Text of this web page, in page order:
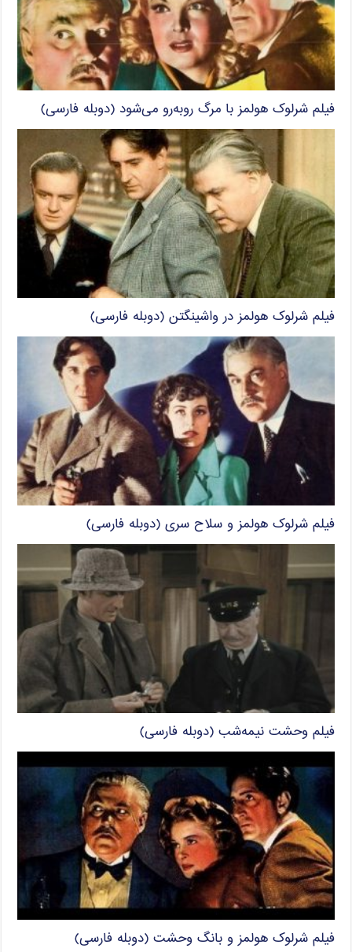
فیلم شرلوک هولمز با مرگ روبه‌رو می‌شود (دوبله فارسی)
فیلم شرلوک هولمز در واشینگتن (دوبله فارسی)
فیلم شرلوک هولمز و سلاح سری (دوبله فارسی)
فیلم وحشت نیمه‌شب (دوبله فارسی)
فیلم شرلوک هولمز و بانگ وحشت (دوبله فارسی)